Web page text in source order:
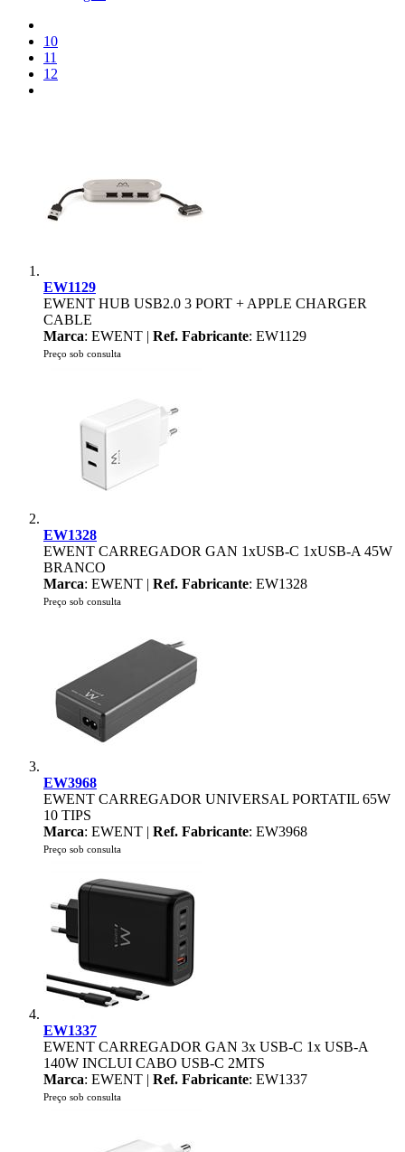
10
11
12
EW1129
EWENT HUB USB2.0 3 PORT + APPLE CHARGER
CABLE
Marca: EWENT | Ref. Fabricante: EW1129
Preço sob consulta
EW1328
EWENT CARREGADOR GAN 1xUSB-C 1xUSB-A 45W
BRANCO
Marca: EWENT | Ref. Fabricante: EW1328
Preço sob consulta
EW3968
EWENT CARREGADOR UNIVERSAL PORTATIL 65W
10 TIPS
Marca: EWENT | Ref. Fabricante: EW3968
Preço sob consulta
EW1337
EWENT CARREGADOR GAN 3x USB-C 1x USB-A
140W INCLUI CABO USB-C 2MTS
Marca: EWENT | Ref. Fabricante: EW1337
Preço sob consulta